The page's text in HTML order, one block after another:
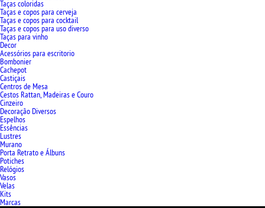
Taças coloridas
Taças e copos para cerveja
Taças e copos para cocktail
Taças e copos para uso diverso
Taças para vinho
Decor
Acessórios para escritorio
Bombonier
Cachepot
Castiçais
Centros de Mesa
Cestos Rattan, Madeiras e Couro
Cinzeiro
Decoração Diversos
Espelhos
Essências
Lustres
Murano
Porta Retrato e Álbuns
Potiches
Relógios
Vasos
Velas
Kits
Marcas